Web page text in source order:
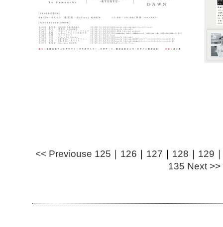
<< Previouse 125 ｜ 126 ｜ 127 ｜ 128 ｜ 129
135 Next >>